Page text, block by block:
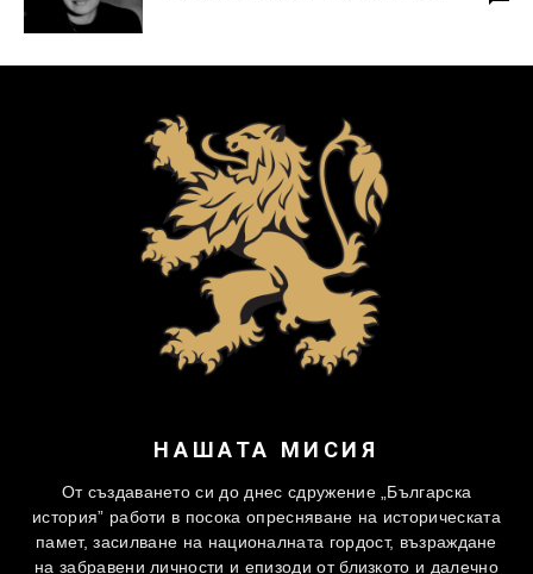
НАШАТА МИСИЯ
От създаването си до днес сдружение „Българска
история” работи в посока опресняване на историческата
памет, засилване на националната гордост, възраждане
на забравени личности и епизоди от близкото и далечно